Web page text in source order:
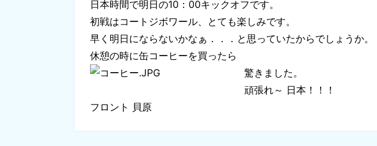
日本時間で明日の10：00キックオフです。
初戦はコートジボワール、とても楽しみです。
早く明日にならないかなぁ．．．と思っていたからでしょうか。
休憩の時に缶コーヒーを買ったら
驚きました。
頑張れ～ 日本！！！
フロント 貝原